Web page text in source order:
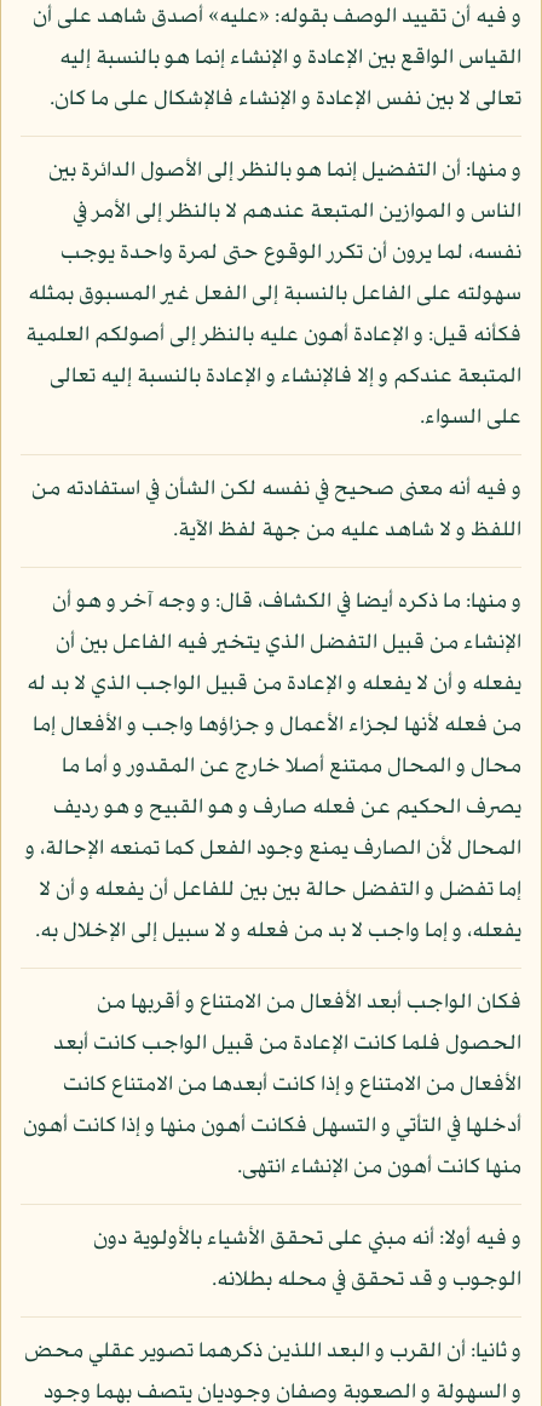
و فيه أن تقييد الوصف بقوله: «عليه» أصدق شاهد على أن
القياس الواقع بين الإعادة و الإنشاء إنما هو بالنسبة إليه
تعالى لا بين نفس الإعادة و الإنشاء فالإشكال على ما كان.
و منها: أن التفضيل إنما هو بالنظر إلى الأصول الدائرة بين
الناس و الموازين المتبعة عندهم لا بالنظر إلى الأمر في
نفسه، لما يرون أن تكرر الوقوع حتى لمرة واحدة يوجب
سهولته على الفاعل بالنسبة إلى الفعل غير المسبوق بمثله
فكأنه قيل: و الإعادة أهون عليه بالنظر إلى أصولكم العلمية
المتبعة عندكم و إلا فالإنشاء و الإعادة بالنسبة إليه تعالى
على السواء.
و فيه أنه معنى صحيح في نفسه لكن الشأن في استفادته من
اللفظ و لا شاهد عليه من جهة لفظ الآية.
و منها: ما ذكره أيضا في الكشاف، قال: و وجه آخر و هو أن
الإنشاء من قبيل التفضل الذي يتخير فيه الفاعل بين أن
يفعله و أن لا يفعله و الإعادة من قبيل الواجب الذي لا بد له
من فعله لأنها لجزاء الأعمال و جزاؤها واجب و الأفعال إما
محال و المحال ممتنع أصلا خارج عن المقدور و أما ما
يصرف الحكيم عن فعله صارف و هو القبيح و هو رديف
المحال لأن الصارف يمنع وجود الفعل كما تمنعه الإحالة، و
إما تفضل و التفضل حالة بين بين للفاعل أن يفعله و أن لا
يفعله، و إما واجب لا بد من فعله و لا سبيل إلى الإخلال به.
فكان الواجب أبعد الأفعال من الامتناع و أقربها من
الحصول فلما كانت الإعادة من قبيل الواجب كانت أبعد
الأفعال من الامتناع و إذا كانت أبعدها من الامتناع كانت
أدخلها في التأتي و التسهل فكانت أهون منها و إذا كانت أهون
منها كانت أهون من الإنشاء انتهى.
و فيه أولا: أنه مبني على تحقق الأشياء بالأولوية دون
الوجوب و قد تحقق في محله بطلانه.
و ثانيا: أن القرب و البعد اللذين ذكرهما تصوير عقلي محض
و السهولة و الصعوبة وصفان وجوديان يتصف بهما وجود